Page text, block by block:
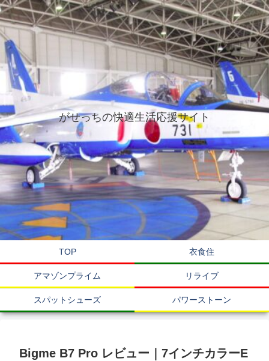
がせっちの快適生活応援サイト
TOP 衣食住
アマゾンプライム リライブ
スパットシューズ パワーストーン
Bigme B7 Pro レビュー｜7インチカラーE